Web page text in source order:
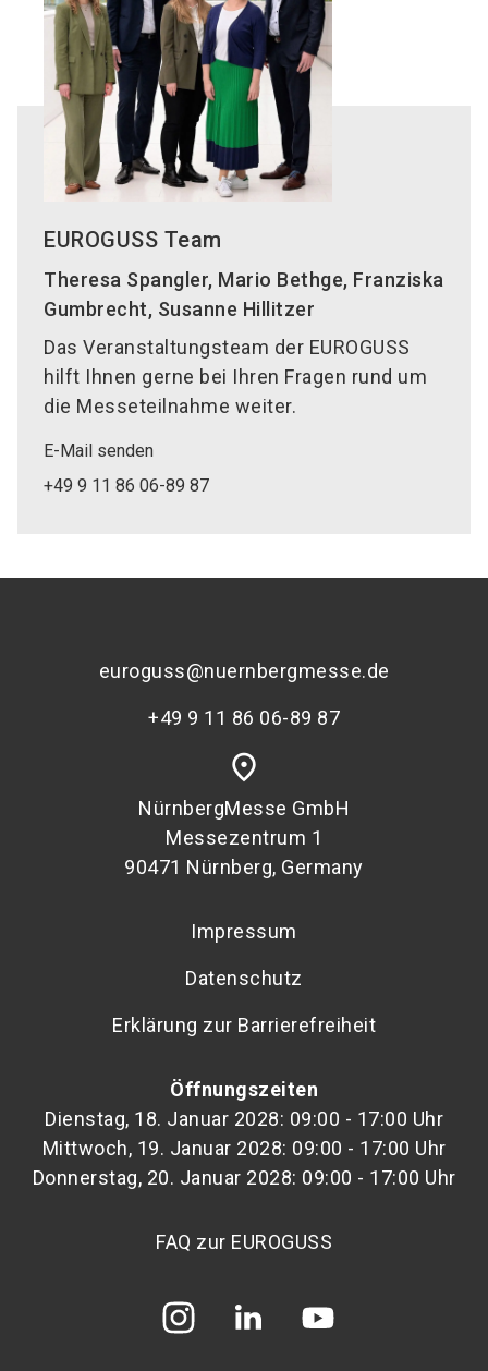
EUROGUSS Team
Theresa Spangler, Mario Bethge, Franziska
Gumbrecht, Susanne Hillitzer
Das Veranstaltungsteam der EUROGUSS
hilft Ihnen gerne bei Ihren Fragen rund um
die Messeteilnahme weiter.
E-Mail senden
+49 9 11 86 06-89 87
euroguss@nuernbergmesse.de
+49 9 11 86 06-89 87
place
NürnbergMesse GmbH
Messezentrum 1
90471 Nürnberg, Germany
Impressum
Datenschutz
Erklärung zur Barrierefreiheit
Öffnungszeiten
Dienstag, 18. Januar 2028: 09:00 - 17:00 Uhr
Mittwoch, 19. Januar 2028: 09:00 - 17:00 Uhr
Donnerstag, 20. Januar 2028: 09:00 - 17:00 Uhr
FAQ zur EUROGUSS